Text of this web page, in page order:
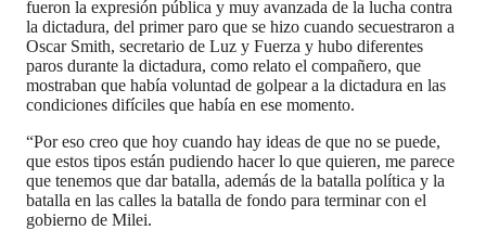
fueron la expresión pública y muy avanzada de la lucha contra
la dictadura, del primer paro que se hizo cuando secuestraron a
Oscar Smith, secretario de Luz y Fuerza y hubo diferentes
paros durante la dictadura, como relato el compañero, que
mostraban que había voluntad de golpear a la dictadura en las
condiciones difíciles que había en ese momento.
“Por eso creo que hoy cuando hay ideas de que no se puede,
que estos tipos están pudiendo hacer lo que quieren, me parece
que tenemos que dar batalla, además de la batalla política y la
batalla en las calles la batalla de fondo para terminar con el
gobierno de Milei.